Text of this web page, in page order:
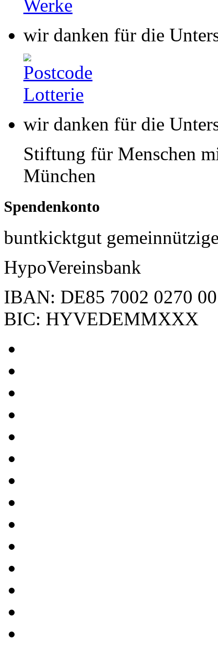
wir danken für die
Stiftung für Menschen
München
Spendenkonto
buntkicktgut
HypoVereinsbank
IBAN: DE85 7002 0270
BIC: HYVEDEMMXXX